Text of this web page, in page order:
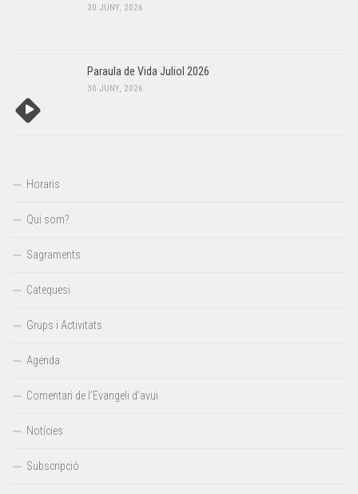
30 JUNY, 2026
Paraula de Vida Juliol 2026
30 JUNY, 2026
Horaris
Qui som?
Sagraments
Catequesi
Grups i Activitats
Agenda
Comentari de l’Evangeli d’avui
Notícies
Subscripció